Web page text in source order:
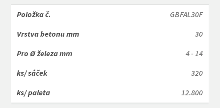
GBFAL30F
30
4 - 14
320
12.800